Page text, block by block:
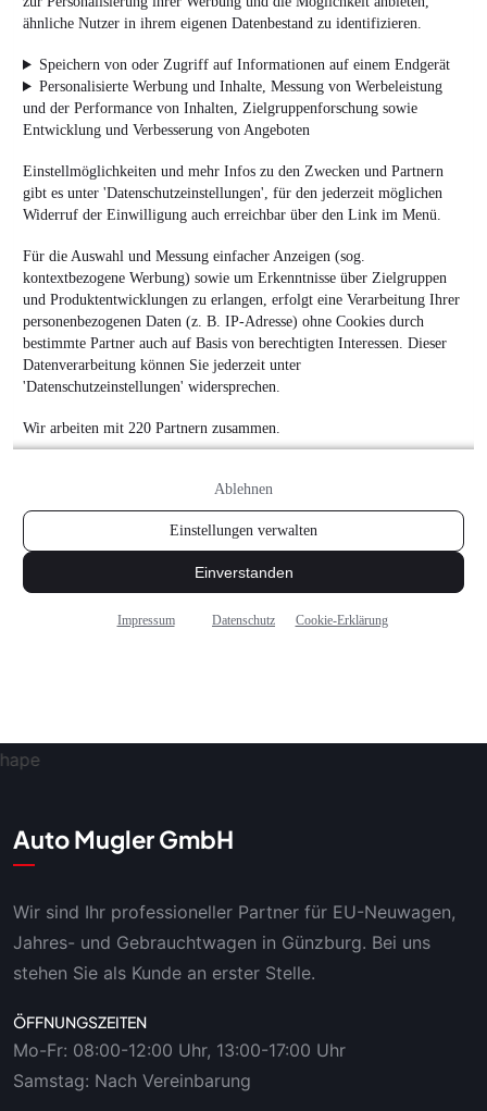
Auto Mugler GmbH
Wir sind Ihr professioneller Partner für EU-Neuwagen,
Jahres- und Gebrauchtwagen in Günzburg. Bei uns
stehen Sie als Kunde an erster Stelle.
ÖFFNUNGSZEITEN
Mo-Fr: 08:00-12:00 Uhr, 13:00-17:00 Uhr
Samstag: Nach Vereinbarung